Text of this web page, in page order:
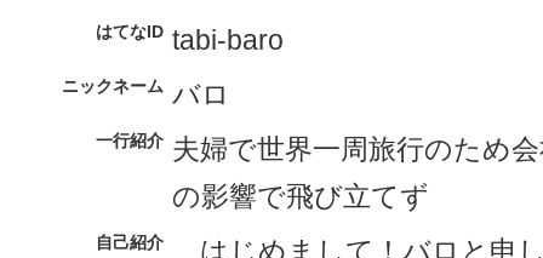
はてなID tabi-baro
ニックネーム バロ
一行紹介 夫婦で世界一周旅行のため
の影響で飛び立てず
自己紹介
はじめまして！バロと申